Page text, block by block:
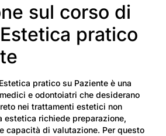
sul corso di
pratico
pratico su Paziente è una
e odontoiatri che desiderano
nei trattamenti estetici non
estetica richiede preparazione,
capacità di valutazione. Per questo